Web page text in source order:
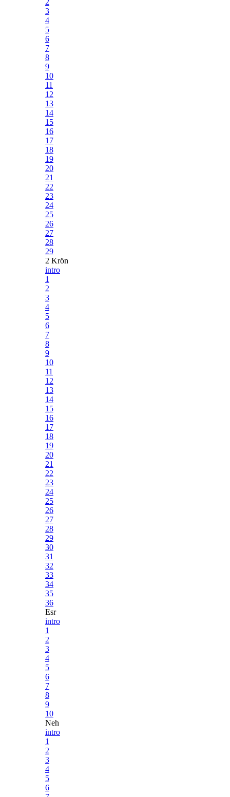
3
4
5
6
7
8
9
10
11
12
13
14
15
16
17
18
19
20
21
22
23
24
25
26
27
28
29
2 Krön
intro
1
2
3
4
5
6
7
8
9
10
11
12
13
14
15
16
17
18
19
20
21
22
23
24
25
26
27
28
29
30
31
32
33
34
35
36
Esr
intro
1
2
3
4
5
6
7
8
9
10
Neh
intro
1
2
3
4
5
6